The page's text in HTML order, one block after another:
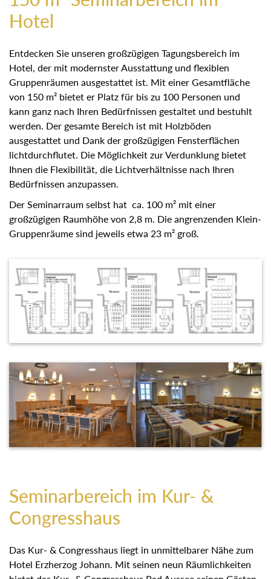
Hotel
Entdecken Sie unseren großzügigen Tagungsbereich im
Hotel, der mit modernster Ausstattung und flexiblen
Gruppenräumen ausgestattet ist. Mit einer Gesamtfläche
von 150 m² bietet er Platz für bis zu 100 Personen und
kann ganz nach Ihren Bedürfnissen gestaltet und bestuhlt
werden. Der gesamte Bereich ist mit Holzböden
ausgestattet und Dank der großzügigen Fensterflächen
lichtdurchflutet. Die Möglichkeit zur Verdunklung bietet
Ihnen die Flexibilität, die Lichtverhältnisse nach Ihren
Bedürfnissen anzupassen.
Der Seminarraum selbst hat ca. 100 m² mit einer
großzügigen Raumhöhe von 2,8 m. Die angrenzenden
Klein-Gruppenräume sind jeweils etwa 23 m² groß.
Seminarbereich im Kur- &
Congresshaus
Das Kur- & Congresshaus liegt in unmittelbarer Nähe zum
Hotel Erzherzog Johann. Mit seinen neun Räumlichkeiten